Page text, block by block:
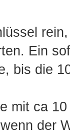
Ein
bis die
mit ca
der